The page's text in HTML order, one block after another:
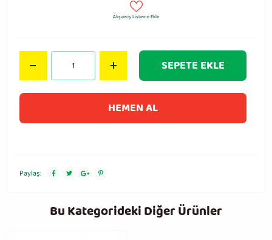
Alışveriş Listeme Ekle
SEPETE EKLE
HEMEN AL
Paylaş:
Bu Kategorideki Diğer Ürünler